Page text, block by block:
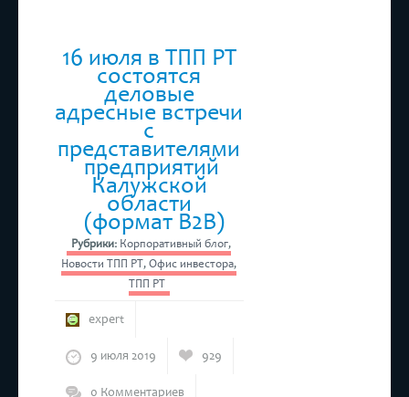
16 июля в ТПП РТ
состоятся
деловые
адресные встречи
с
представителями
предприятий
Калужской
области
(формат В2В)
Рубрики: Корпоративный блог,
Новости ТПП РТ,Офис инвестора,
ТПП РТ
expert
9 июля 2019 929
0 Комментариев